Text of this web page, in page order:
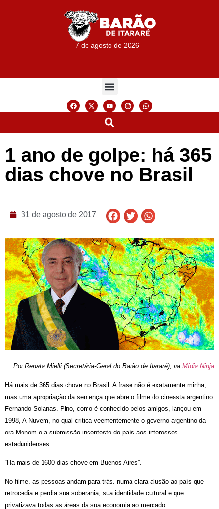
7 de agosto de 2026
1 ano de golpe: há 365
dias chove no Brasil
31 de agosto de 2017
Por Renata Mielli (Secretária-Geral do Barão de Itararé), na Mídia Ninja
Há mais de 365 dias chove no Brasil. A frase não é exatamente minha,
mas uma apropriação da sentença que abre o filme do cineasta argentino
Fernando Solanas. Pino, como é conhecido pelos amigos, lançou em
1998, A Nuvem, no qual critica veementemente o governo argentino da
era Menem e a submissão inconteste do país aos interesses
estadunidenses.
“Ha mais de 1600 dias chove em Buenos Aires”.
No filme, as pessoas andam para trás, numa clara alusão ao país que
retrocedia e perdia sua soberania, sua identidade cultural e que
privatizava todas as áreas da sua economia ao mercado.